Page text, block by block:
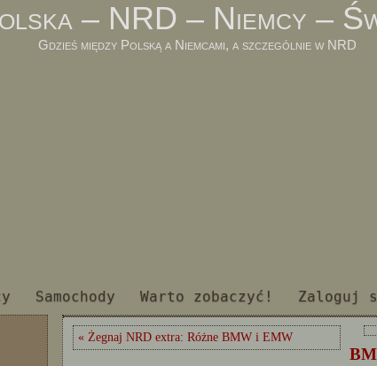
– NRD – Niemcy –
Gdzieś między Polską a Niemcami, a szczególnie w NRD
Samochody Warto zobaczyć! Zaloguj
« Żegnaj NRD extra: Różne BMW i EMW